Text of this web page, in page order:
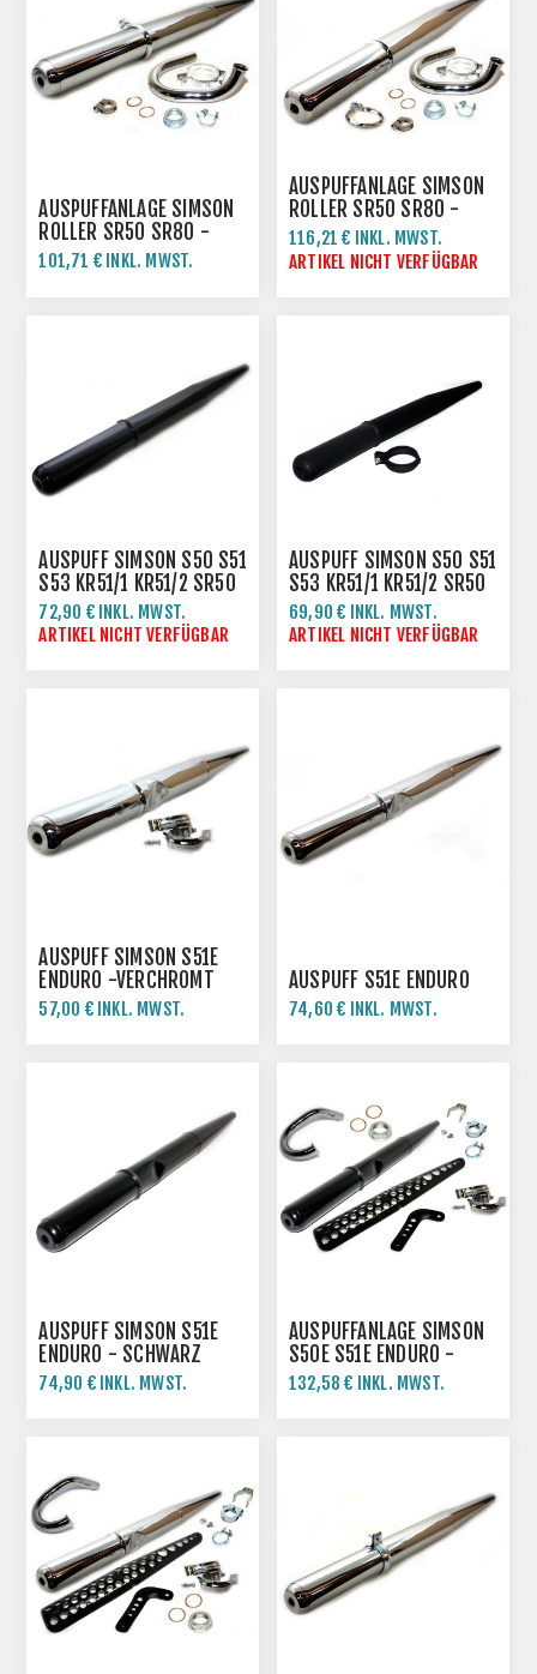
AUSPUFFANLAGE SIMSON
ROLLER SR50 SR80 -
VERCHROMT
101,71 € INKL. MWST.
AUSPUFFANLAGE SIMSON
ROLLER SR50 SR80 -
BESSER VERCHROMT
116,21 € INKL. MWST.
129,12 € INKL. MWST.
ARTIKEL NICHT VERFÜGBAR
AUSPUFF SIMSON S50 S51
S53 KR51/1 KR51/2 SR50
SR80 - SCHWARZ
GRUNDIERT
72,90 € INKL. MWST.
ARTIKEL NICHT VERFÜGBAR
AUSPUFF SIMSON S50 S51
S53 KR51/1 KR51/2 SR50
SR80 - SCHWARZ PPB
69,90 € INKL. MWST.
ARTIKEL NICHT VERFÜGBAR
AUSPUFF SIMSON S51E
ENDURO -VERCHROMT
57,00 € INKL. MWST.
AUSPUFF S51E ENDURO
74,60 € INKL. MWST.
AUSPUFF SIMSON S51E
ENDURO - SCHWARZ
GRUNDIERT
74,90 € INKL. MWST.
AUSPUFFANLAGE SIMSON
S50E S51E ENDURO -
SCHWARZ
132,58 € INKL. MWST.